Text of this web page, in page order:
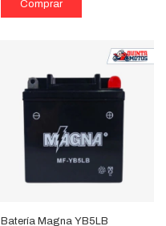
Batería Magna YB5LB